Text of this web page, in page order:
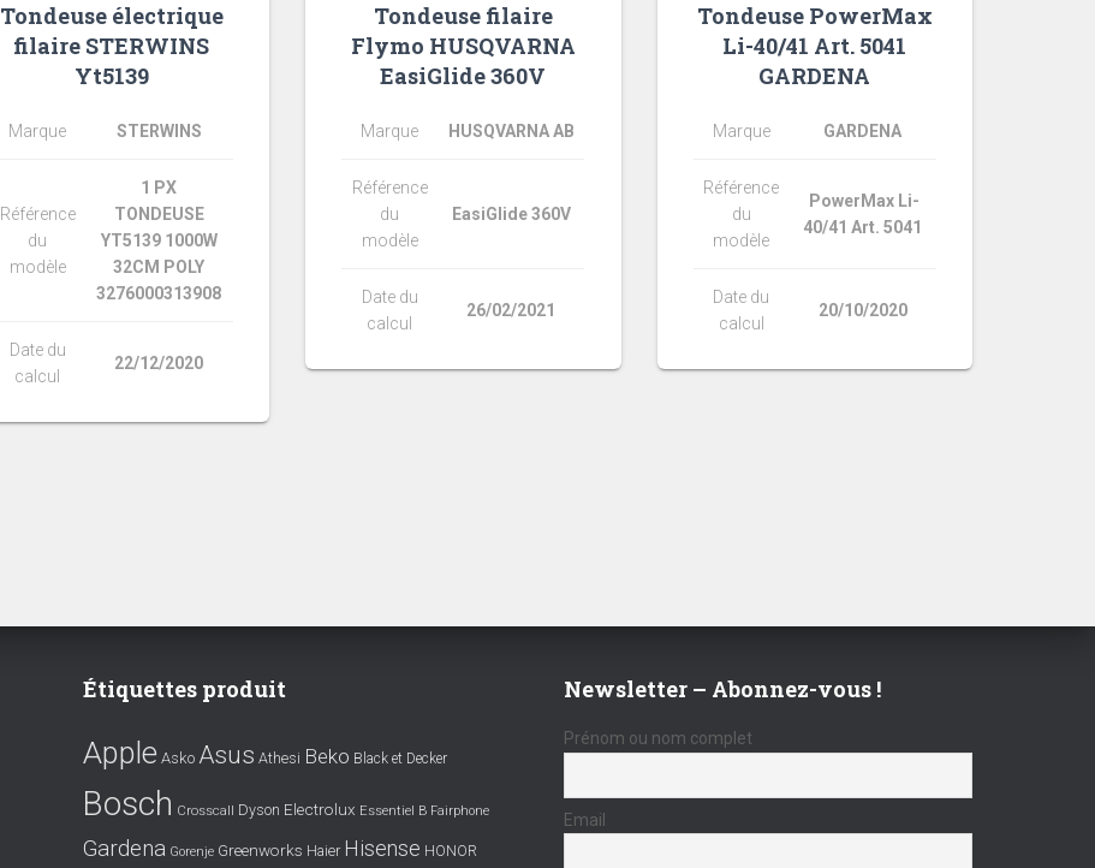
Tondeuse électrique
filaire STERWINS
Yt5139
Marque STERWINS
Référence
du
modèle
1 PX
TONDEUSE
YT5139 1000W
32CM POLY
3276000313908
Date du
calcul
22/12/2020
Tondeuse filaire
Flymo HUSQVARNA
EasiGlide 360V
Marque HUSQVARNA AB
Référence
du
modèle
EasiGlide 360V
Date du
calcul
26/02/2021
Tondeuse PowerMax
Li-40/41 Art. 5041
GARDENA
Marque GARDENA
Référence
du
modèle
PowerMax Li-
40/41 Art. 5041
Date du
calcul
20/10/2020
Étiquettes produit
Apple Asko Asus Athesi Beko Black et Decker
Bosch Crosscall Dyson Electrolux Essentiel B Fairphone
Gardena Gorenje Greenworks Haier Hisense HONOR
Newsletter – Abonnez-vous !
Prénom ou nom complet
Email